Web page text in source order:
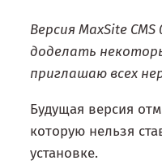
Версия MaxSite
доделать
приглашаю всех
Будущая версия
которую нельзя
установке.